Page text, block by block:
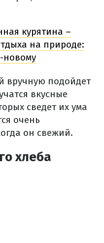
курятина –
на природе:
новому
вручную подойдет
вкусные
сведет их ума
очень
он свежий.
хлеба